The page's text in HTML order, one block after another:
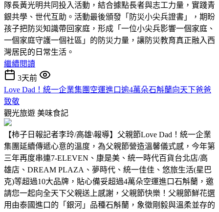
隊長黃光明共同投入活動，結合據點長者與志工力量，實踐青
銀共學、世代互助。活動最後頒發「防災小尖兵證書」，期盼
孩子把防災知識帶回家庭，形成「一位小尖兵影響一個家庭、
一個家庭守護一個社區」的防災力量，讓防災教育真正融入西
灣居民的日常生活。
繼續閱讀
3天前
Love Dad！統一企業集團空運進口逾4萬朵石斛蘭向天下爸爸
致敬
觀光旅遊 美味食記
【柿子日報記者李玲/高雄\報導】父親節Love Dad！統一企業
集團延續傳遞心意的溫度，為父親節營造溫馨儀式感，今年第
三年再度串連7-ELEVEN、康是美、統一時代百貨台北店/高
雄店、DREAM PLAZA、夢時代、統一佳佳、悠旅生活(星巴
克)等超過10大品牌，貼心備妥超過4萬朵空運進口石斛蘭，邀
請您一起向全天下父親送上感謝，父親節快樂！父親節鮮花選
用由泰國進口的「銀河」品種石斛蘭，象徵剛毅與溫柔並存的